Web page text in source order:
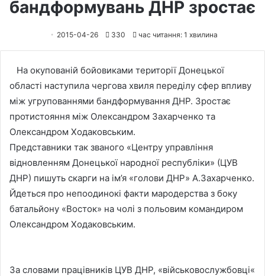
бандформувань ДНР зростає
2015-04-26 330 час читання: 1 хвилина
На окупованій бойовиками території Донецької
області наступила чергова хвиля переділу сфер впливу
між угрупованнями бандформування ДНР. Зростає
протистояння між Олександром Захарченко та
Олександром Ходаковським.
Представники так званого «Центру управління
відновленням Донецької народної республіки» (ЦУВ
ДНР) пишуть скарги на ім’я «голови ДНР» А.Захарченко.
Йдеться про непоодинокі факти мародерства з боку
батальйону «Восток» на чолі з польовим командиром
Олександром Ходаковським.
За словами працівників ЦУВ ДНР, «військовослужбовці«